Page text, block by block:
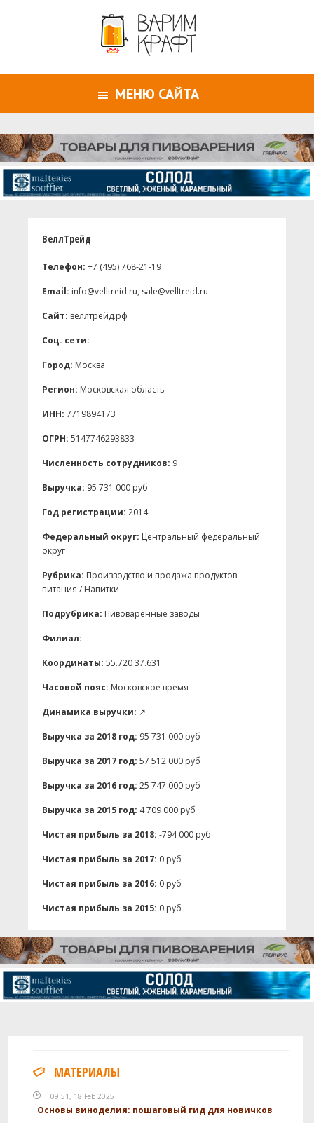
МЕНЮ САЙТА
ВеллТрейд
Телефон: +7 (495) 768-21-19
Email: info@velltreid.ru, sale@velltreid.ru
Сайт: веллтрейд.рф
Соц. сети:
Город: Москва
Регион: Московская область
ИНН: 7719894173
ОГРН: 5147746293833
Численность сотрудников: 9
Выручка: 95 731 000 руб
Год регистрации: 2014
Федеральный округ: Центральный федеральный
округ
Рубрика: Производство и продажа продуктов
питания / Напитки
Подрубрика: Пивоваренные заводы
Филиал:
Координаты: 55.720 37.631
Часовой пояс: Московское время
Динамика выручки: ↗
Выручка за 2018 год: 95 731 000 руб
Выручка за 2017 год: 57 512 000 руб
Выручка за 2016 год: 25 747 000 руб
Выручка за 2015 год: 4 709 000 руб
Чистая прибыль за 2018: -794 000 руб
Чистая прибыль за 2017: 0 руб
Чистая прибыль за 2016: 0 руб
Чистая прибыль за 2015: 0 руб
МАТЕРИАЛЫ
09:51, 18 Feb 2025
Основы виноделия: пошаговый гид для новичков